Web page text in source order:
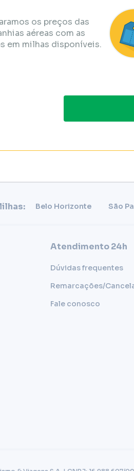
os preços das
aéreas com as
em milhas disponíveis.
Belo Horizonte São
Atendimento 24h
Dúvidas frequentes
Remarcações/
Fale conosco